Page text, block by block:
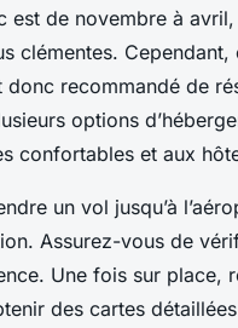
est de novembre à
clémentes.
recommandé de
options
confortables et aux
un vol jusqu’à
Assurez-vous de
Une fois sur place,
des cartes